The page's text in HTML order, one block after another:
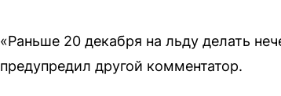
«Раньше 20 декабря на льду делать
предупредил другой комментатор.